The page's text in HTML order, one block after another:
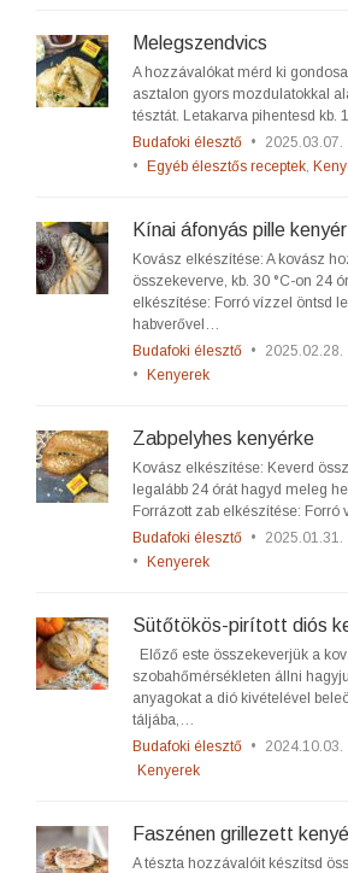
Melegszendvics
A hozzávalókat mérd ki
asztalon gyors mozdulatokkal
tésztát. Letakarva pihentesd kb.
Budafoki élesztő • 2025.03.07.
•
Egyéb élesztős receptek,
Kínai áfonyás pille kenyér
Kovász elkészítése: A kovász
összekeverve, kb. 30 °C-on 24
elkészítése: Forró vízzel öntsd
habverővel…
Budafoki élesztő • 2025.02.28.
•
Kenyerek
Zabpelyhes kenyérke
Kovász elkészítése: Keverd
legalább 24 órát hagyd meleg
Forrázott zab elkészítése:
Budafoki élesztő • 2025.01.31.
•
Kenyerek
Sütőtökös-pirított diós
Előző este összekeverjük a
szobahőmérsékleten állni
anyagokat a dió kivételével
táljába,…
Budafoki élesztő • 2024.10.03.
Kenyerek
Faszénen grillezett
A tészta hozzávalóit készítsd